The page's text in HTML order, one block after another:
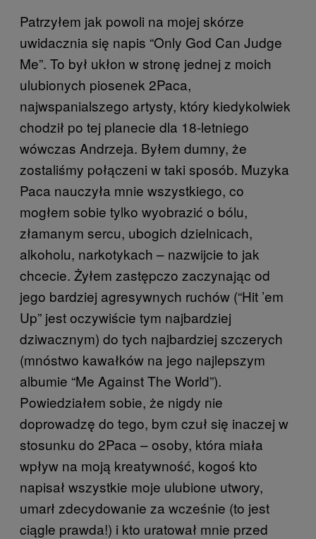
Patrzyłem jak powoli na mojej skórze
uwidacznia się napis “Only God Can Judge
Me”. To był ukłon w stronę jednej z moich
ulubionych piosenek 2Paca,
najwspanialszego artysty, który kiedykolwiek
chodził po tej planecie dla 18-letniego
wówczas Andrzeja. Byłem dumny, że
zostaliśmy połączeni w taki sposób. Muzyka
Paca nauczyła mnie wszystkiego, co
mogłem sobie tylko wyobrazić o bólu,
złamanym sercu, ubogich dzielnicach,
alkoholu, narkotykach – nazwijcie to jak
chcecie. Żyłem zastępczo zaczynając od
jego bardziej agresywnych ruchów (“Hit ’em
Up” jest oczywiście tym najbardziej
dziwacznym) do tych najbardziej szczerych
(mnóstwo kawałków na jego najlepszym
albumie “Me Against The World”).
Powiedziałem sobie, że nigdy nie
doprowadzę do tego, bym czuł się inaczej w
stosunku do 2Paca – osoby, która miała
wpływ na moją kreatywność, kogoś kto
napisał wszystkie moje ulubione utwory,
umarł zdecydowanie za wcześnie (to jest
ciągle prawda!) i kto uratował mnie przed